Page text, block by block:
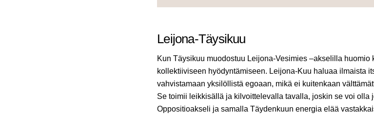
Leijona-Täysikuu
Kun Täysikuu muodostuu Leijona-Vesimies –akselilla huomio
kollektiiviseen hyödyntämiseen. Leijona-Kuu haluaa ilmaista
vahvistamaan yksilöllistä egoaan, mikä ei kuitenkaan
Se toimii leikkisällä ja kilvoittelevalla tavalla, joskin se voi olla
Oppositioakseli ja samalla Täydenkuun energia elää